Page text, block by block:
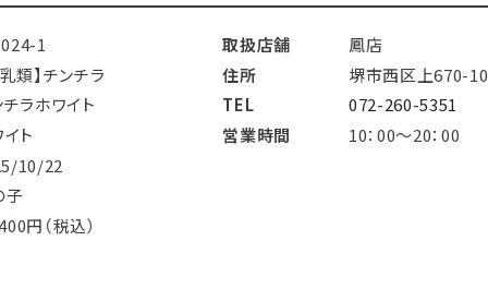
1
類】チンチラ
ラホワイト
ト
10/22
子
円（税込）
取扱店舗
鳳店
住所
堺市西区上670-
TEL
072-260-5351
営業時間
10：00～20：00